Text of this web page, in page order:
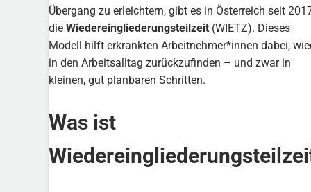
Übergang zu erleichtern, gibt es in Österreich seit
die Wiedereingliederungsteilzeit(WIETZ). Dieses
Modell hilft erkrankten Arbeitnehmer*innen dabei,
in den Arbeitsalltag zurückzufinden – und zwar in
kleinen, gut planbaren Schritten.
Was ist